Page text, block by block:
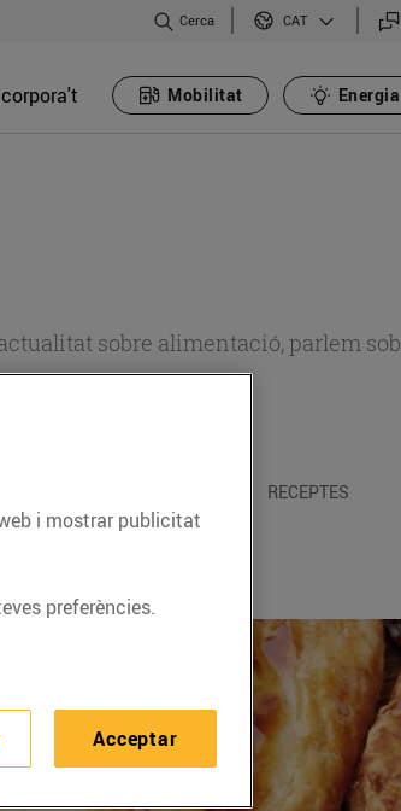
Cerca CAT
Mobilitat Energia
sobre alimentació, parlem
RECEPTES
i mostrar publicitat
preferències.
Acceptar